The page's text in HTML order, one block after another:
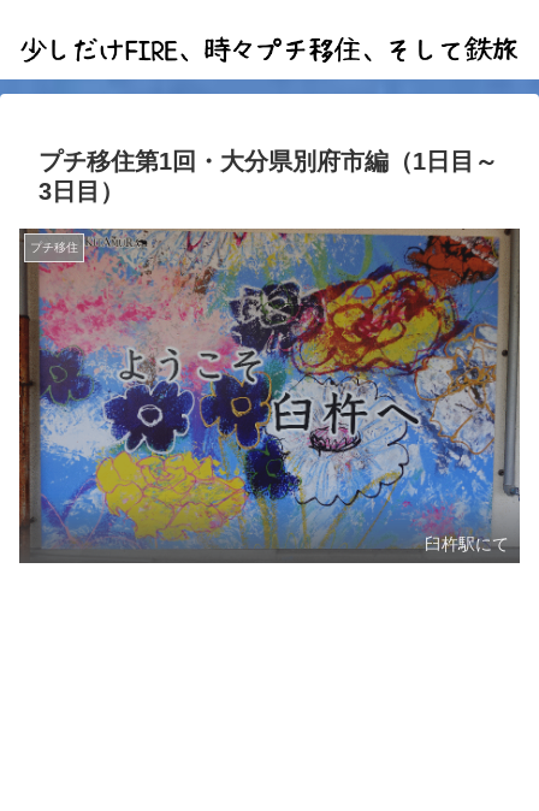
プチ移住第1回・大分県別府市編（1日目～
3日目）
プチ移住
臼杵駅にて